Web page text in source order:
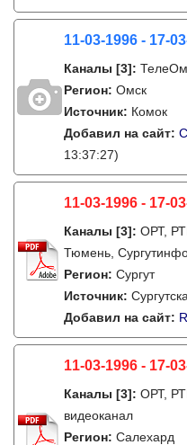
11-03-1996 - 17-
Каналы [3]:
Регион: Омск
Источник: Комок
Добавил на сайт:
13:37:27)
11-03-1996 - 17-
Каналы [3]: ОРТ,
Тюмень,
Регион: Сургут
Источник:
Добавил на сайт:
11-03-1996 - 17-
Каналы [3]: ОРТ,
видеоканал
Регион: Салехард